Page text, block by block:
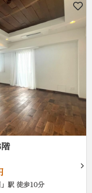
駅 徒歩10分